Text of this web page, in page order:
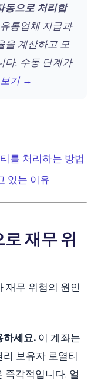
동으로 처리합
통업체 지급과
을 계산하고 모
다. 수동 단계가
기 →
를 처리하는 방법
있는 이유
재무 위
재무 위험의 원인
하세요. 이 계좌는
보유자 로열티
즉각적입니다. 얼